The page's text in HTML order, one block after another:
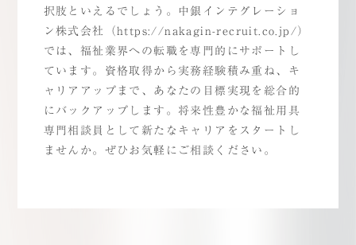
択肢といえるでしょう。中銀インテグレーショ
ン株式会社（https://nakagin-recruit.co.jp/）
では、福祉業界への転職を専門的にサポートし
ています。資格取得から実務経験積み重ね、キ
ャリアアップまで、あなたの目標実現を総合的
にバックアップします。将来性豊かな福祉用具
専門相談員として新たなキャリアをスタートし
ませんか。ぜひお気軽にご相談ください。